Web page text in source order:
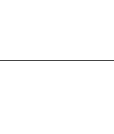
vs. valor...